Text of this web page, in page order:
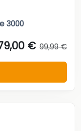
3000
€ 99,99 €